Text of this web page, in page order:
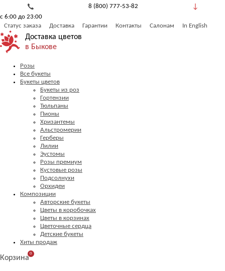
8 (800) 777-53-82
с 6:00 до 23:00
Статус заказа
Доставка Гарантии Контакты Салонам In English
Доставка цветов
в Быкове
Розы
Все букеты
Букеты цветов
Букеты из роз
Гортензии
Тюльпаны
Пионы
Хризантемы
Альстромерии
Герберы
Лилии
Эустомы
Розы премиум
Кустовые розы
Подсолнухи
Орхидеи
Композиции
Авторские букеты
Цветы в коробочках
Цветы в корзинах
Цветочные сердца
Детские букеты
Хиты продаж
Корзина
0